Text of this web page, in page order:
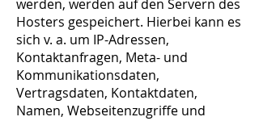
werden, werden auf den Servern des
Hosters gespeichert. Hierbei kann es
sich v. a. um IP-Adressen,
Kontaktanfragen, Meta- und
Kommunikationsdaten,
Vertragsdaten, Kontaktdaten,
Namen, Webseitenzugriffe und